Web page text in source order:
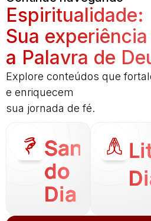
Espiritualidade:
Sua
a Palavra de
Explore conteúdos que
e enriquecem
sua jornada de fé.
Santo
do
Dia